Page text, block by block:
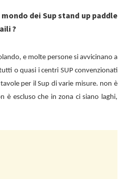
dei Sup stand up paddle
?
e molte persone si avvicinano a
o quasi i centri SUP convenzionati
per il Sup di varie misure. non è
è escluso che in zona ci siano laghi,